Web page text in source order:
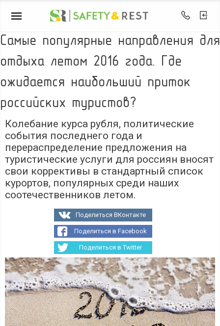
Самые популярные направления для
отдыха летом 2016 года. Где
ожидается наибольший приток
российских туристов?
Колебание курса рубля, политические
события последнего года и
перераспределение предложения на
туристические услуги для россиян вносят
свои коррективы в стандартный список
курортов, популярных среди наших
соотечественников летом.
Поделиться ВКонтакте
Поделиться в Facebook
Поделиться в Twitter